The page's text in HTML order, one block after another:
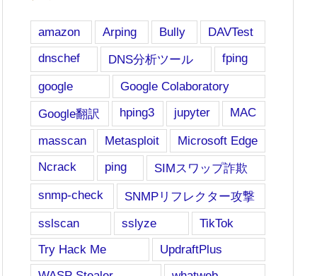
amazon Arping Bully
DAVTest
dnschef
DNS分析ツール
fping
google
Google Colaboratory
Google翻訳
hping3 jupyter
MAC
masscan
Metasploit
Microsoft Edge
Ncrack
ping
SIMスワップ詐欺
snmp-check
SNMPリフレクター攻撃
sslscan
sslyze
TikTok
Try Hack Me
UpdraftPlus